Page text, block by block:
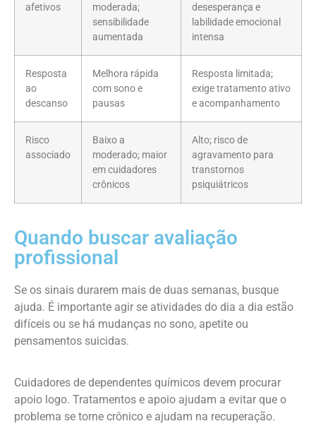
afetivos
moderada;
sensibilidade
aumentada
desesperança e
labilidade emocional
intensa
Resposta
ao
descanso
Melhora rápida
com sono e
pausas
Resposta limitada;
exige tratamento ativo
e acompanhamento
Risco
associado
Baixo a
moderado; maior
em cuidadores
crônicos
Alto; risco de
agravamento para
transtornos
psiquiátricos
Quando buscar avaliação
profissional
Se os sinais durarem mais de duas semanas, busque
ajuda. É importante agir se atividades do dia a dia estão
difíceis ou se há mudanças no sono, apetite ou
pensamentos suicidas.
Cuidadores de dependentes químicos devem procurar
apoio logo. Tratamentos e apoio ajudam a evitar que o
problema se torne crônico e ajudam na recuperação.